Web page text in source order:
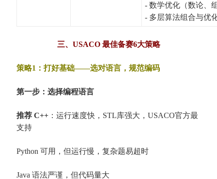
- 数学优化（数论、
- 多层算法组合与优
三、USACO 最佳备赛6大策略
策略1：打好基础——选对语言，规范编码
第一步：选择编程语言
推荐 C++ ：运行速度快，STL库强大，USACO官方最
支持
Python 可用，但运行慢，复杂题易超时
Java 语法严谨，但代码量大